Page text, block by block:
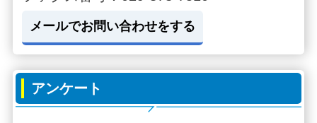
メールでお問い合わせをする
アンケート